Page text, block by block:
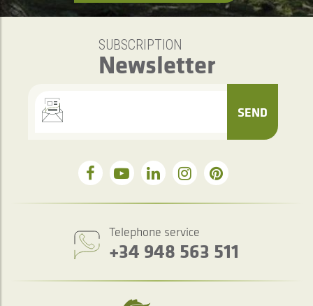
SUBSCRIPTION
Newsletter
SEND
Telephone service
+34 948 563 511